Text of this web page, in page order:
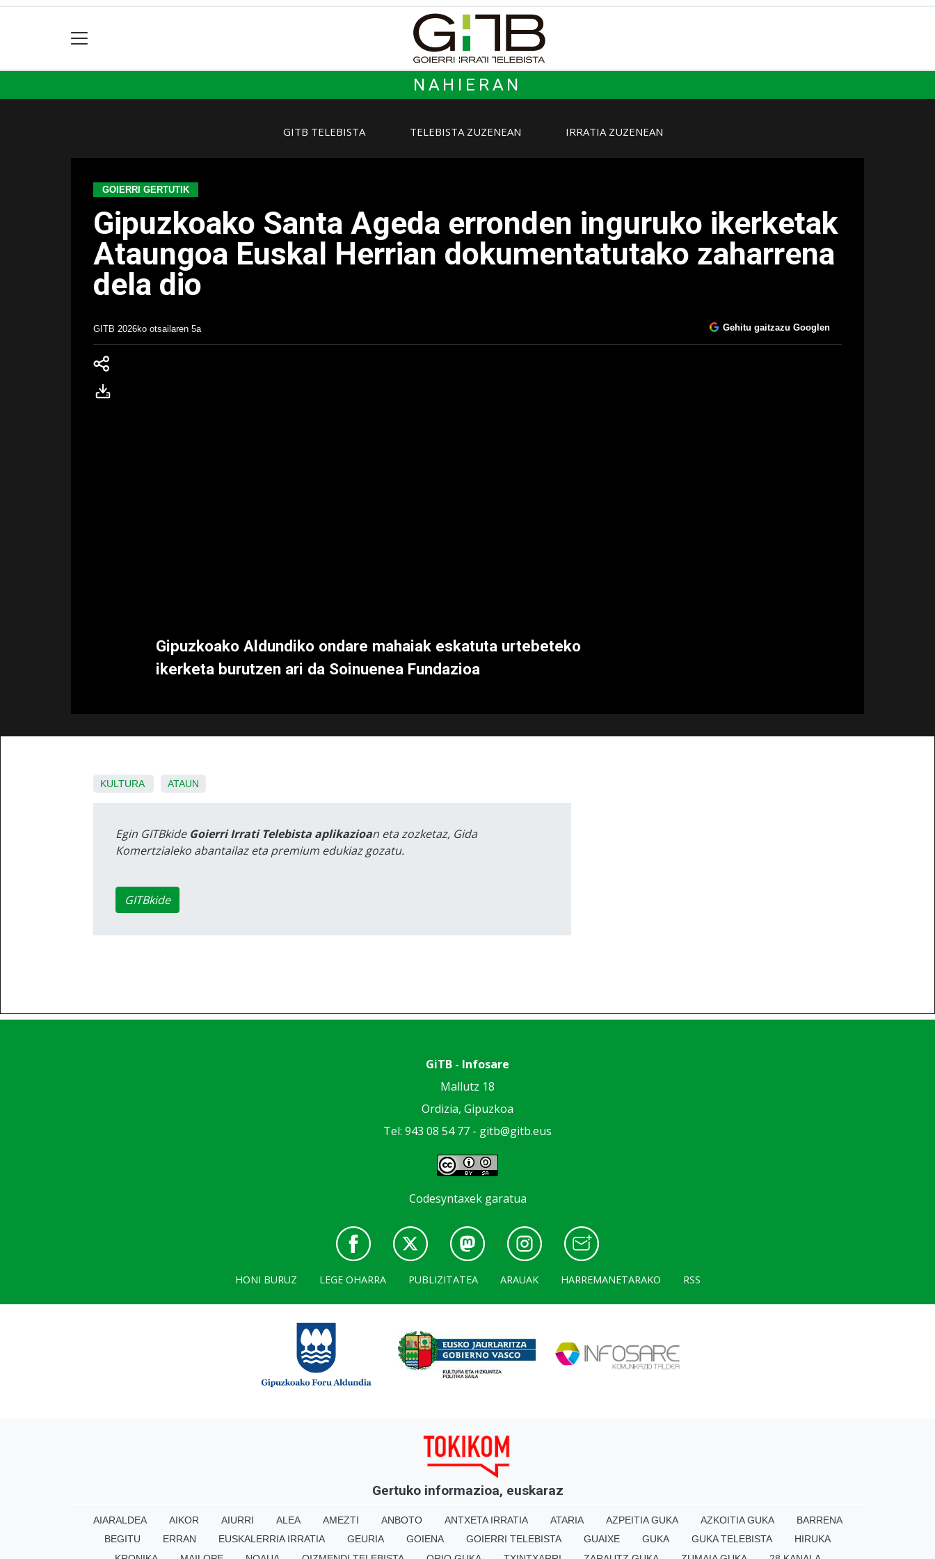
NAHIERAN
GITB TELEBISTA TELEBISTA ZUZENEAN IRRATIA ZUZENEAN
GOIERRI GERTUTIK
Gipuzkoako Santa Ageda erronden inguruko ikerketak
Ataungoa Euskal Herrian dokumentatutako zaharrena
dela dio
GITB 2026ko otsailaren 5a Gehitu gaitzazu Googlen
Gipuzkoako Aldundiko ondare mahaiak eskatuta urtebeteko
ikerketa burutzen ari da Soinuenea Fundazioa
KULTURA ATAUN
Egin GITBkide Goierri Irrati Telebista aplikazioan eta zozketaz, Gida
Komertzialeko abantailaz eta premium edukiaz gozatu.
GITBkide
GiTB - Infosare
Mallutz 18
Ordizia, Gipuzkoa
Tel: 943 08 54 77 - gitb@gitb.eus
Codesyntaxek garatua
HONI BURUZ LEGE OHARRA PUBLIZITATEA ARAUAK HARREMANETARAKO RSS
Gertuko informazioa, euskaraz
AIARALDEA AIKOR AIURRI ALEA AMEZTI ANBOTO ANTXETA IRRATIA ATARIA AZPEITIA GUKA AZKOITIA GUKA
BARRENA
BEGITU
ERRAN EUSKALERRIA IRRATIA GEURIA GOIENA GOIERRI TELEBISTA GUAIXE GUKA GUKA TELEBISTA
HIRUKA